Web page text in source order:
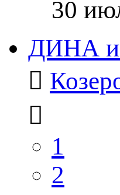
30
ДИНА
1
2